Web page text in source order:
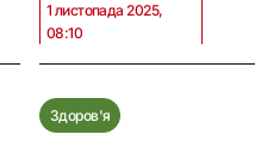
1 листопада 2025,
08:10
Здоров'я